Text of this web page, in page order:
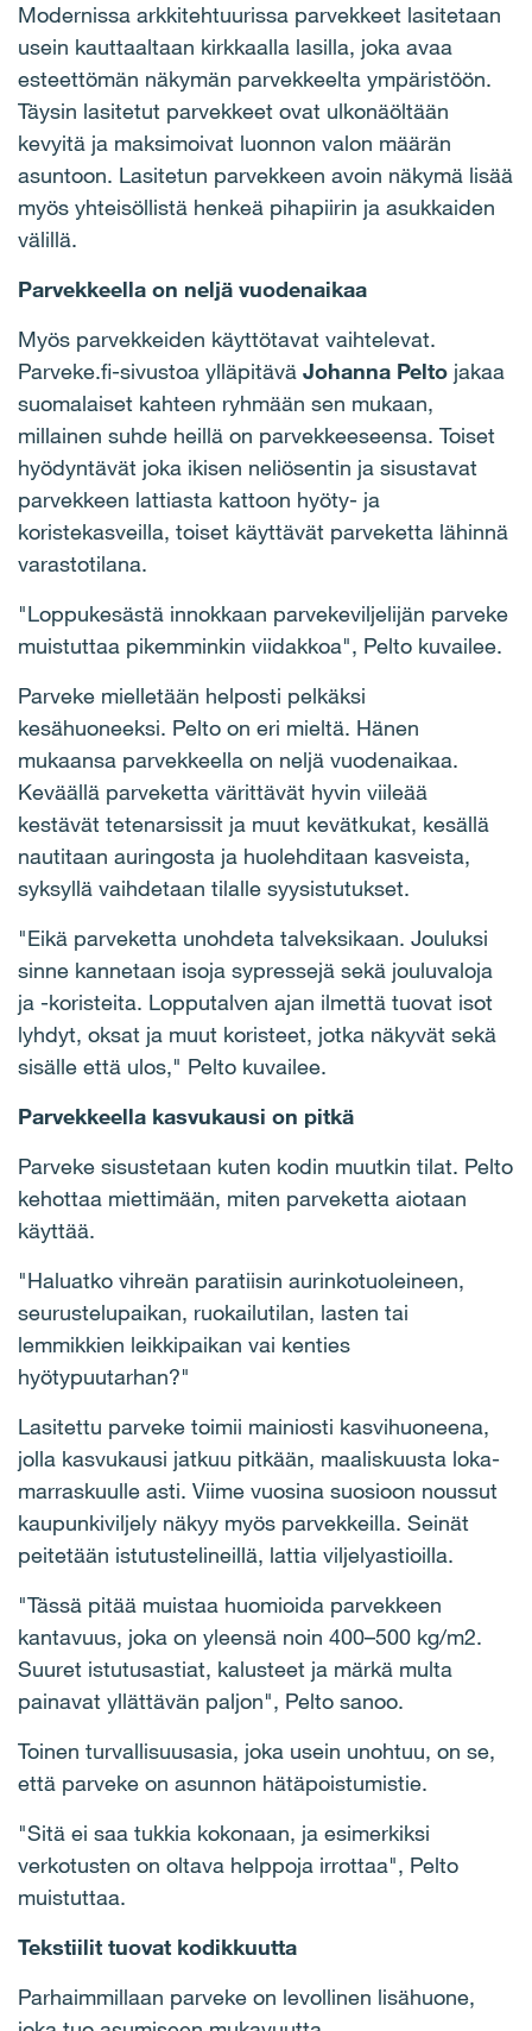
Modernissa arkkitehtuurissa parvekkeet lasitetaan
usein kauttaaltaan kirkkaalla lasilla, joka avaa
esteettömän näkymän parvekkeelta ympäristöön.
Täysin lasitetut parvekkeet ovat ulkonäöltään
kevyitä ja maksimoivat luonnon valon määrän
asuntoon. Lasitetun parvekkeen avoin näkymä lisää
myös yhteisöllistä henkeä pihapiirin ja asukkaiden
välillä.
Parvekkeella on neljä vuodenaikaa
Myös parvekkeiden käyttötavat vaihtelevat.
Parveke.fi-sivustoa ylläpitävä Johanna Pelto jakaa
suomalaiset kahteen ryhmään sen mukaan,
millainen suhde heillä on parvekkeeseensa. Toiset
hyödyntävät joka ikisen neliösentin ja sisustavat
parvekkeen lattiasta kattoon hyöty- ja
koristekasveilla, toiset käyttävät parveketta lähinnä
varastotilana.
"Loppukesästä innokkaan parvekeviljelijän parveke
muistuttaa pikemminkin viidakkoa", Pelto kuvailee.
Parveke mielletään helposti pelkäksi
kesähuoneeksi. Pelto on eri mieltä. Hänen
mukaansa parvekkeella on neljä vuodenaikaa.
Keväällä parveketta värittävät hyvin viileää
kestävät tetenarsissit ja muut kevätkukat, kesällä
nautitaan auringosta ja huolehditaan kasveista,
syksyllä vaihdetaan tilalle syysistutukset.
"Eikä parveketta unohdeta talveksikaan. Jouluksi
sinne kannetaan isoja sypressejä sekä jouluvaloja
ja -koristeita. Lopputalven ajan ilmettä tuovat isot
lyhdyt, oksat ja muut koristeet, jotka näkyvät sekä
sisälle että ulos," Pelto kuvailee.
Parvekkeella kasvukausi on pitkä
Parveke sisustetaan kuten kodin muutkin tilat. Pelto
kehottaa miettimään, miten parveketta aiotaan
käyttää.
"Haluatko vihreän paratiisin aurinkotuoleineen,
seurustelupaikan, ruokailutilan, lasten tai
lemmikkien leikkipaikan vai kenties
hyötypuutarhan?"
Lasitettu parveke toimii mainiosti kasvihuoneena,
jolla kasvukausi jatkuu pitkään, maaliskuusta loka-
marraskuulle asti. Viime vuosina suosioon noussut
kaupunkiviljely näkyy myös parvekkeilla. Seinät
peitetään istutustelineillä, lattia viljelyastioilla.
"Tässä pitää muistaa huomioida parvekkeen
kantavuus, joka on yleensä noin 400–500 kg/m2.
Suuret istutusastiat, kalusteet ja märkä multa
painavat yllättävän paljon", Pelto sanoo.
Toinen turvallisuusasia, joka usein unohtuu, on se,
että parveke on asunnon hätäpoistumistie.
"Sitä ei saa tukkia kokonaan, ja esimerkiksi
verkotusten on oltava helppoja irrottaa", Pelto
muistuttaa.
Tekstiilit tuovat kodikkuutta
Parhaimmillaan parveke on levollinen lisähuone,